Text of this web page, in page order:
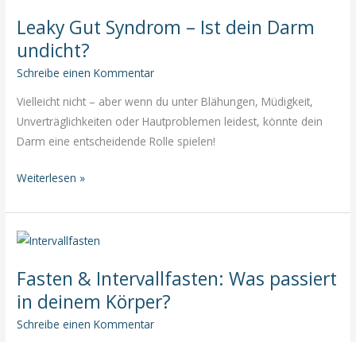
Verdauung
&
Sättigung
Leaky Gut Syndrom – Ist dein Darm
undicht?
Schreibe einen Kommentar
Vielleicht nicht – aber wenn du unter Blähungen, Müdigkeit,
Unverträglichkeiten oder Hautproblemen leidest, könnte dein
Darm eine entscheidende Rolle spielen!
Leaky
Syndrom
–
dein
Darm
Weiterlesen »
Fasten & Intervallfasten: Was passiert
in deinem Körper?
Schreibe einen Kommentar